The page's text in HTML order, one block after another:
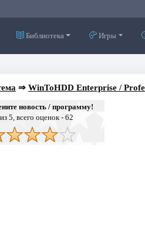
Библиотека Игры
⇒ WinToHDD Enterprise /
новость / программу!
из 5, всего оценок - 62